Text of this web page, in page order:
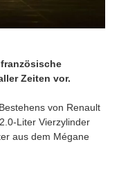
Zeiten vor.
von Renault
Liter Vierzylinder
aus dem Mégane